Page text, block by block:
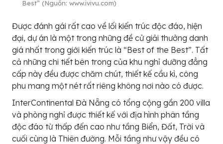
Best” (Nguồn: www.ivivu.com)
Được đánh gái rất cao về lối kiến trúc độc đáo, hiện
đại, dự án là một trong những đề cử giải thưởng danh
giá nhất trong giới kiến trúc là “Best of the Best”. Tất
cả những chi tiết bên trong của khu nghỉ dưỡng đẳng
cấp này đều được chăm chút, thiết kế cầu kì, công
phu mang một nét rất riêng không nơi nào có được.
InterContinental Đà Nẵng có tổng cộng gần 200 villa
và phòng nghỉ được thiết kế với địa hình phân tầng
độc đáo từ thấp đến cao như tầng Biển, Đất, Trời và
cuối cùng là Thiên đường. Mỗi tầng như vậy đều có